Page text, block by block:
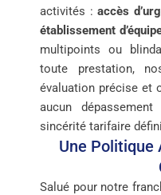
activités :accès
établissement
multipoints ou
toute prestation,
évaluation précise et
aucun
sincérité tarifaire
Une Politique
Salué pour notre